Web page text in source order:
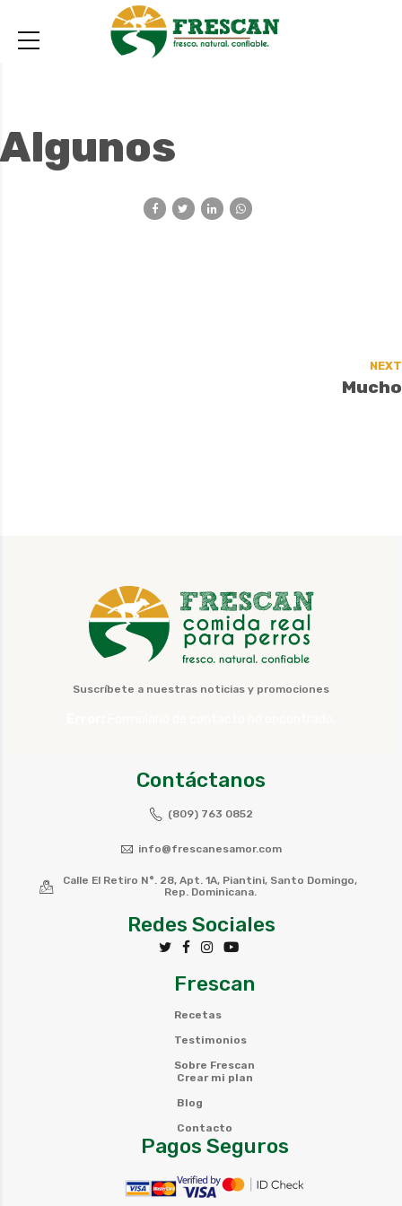
Algunos
NEXT
Mucho
Suscríbete a nuestras noticias y promociones
Contáctanos
(809) 763 0852
info@frescanesamor.com
Calle El Retiro N°. 28, Apt. 1A, Piantini, Santo Domingo,
Rep. Dominicana.
Redes Sociales
Frescan
Recetas
Testimonios
Sobre Frescan
Crear mi plan
Blog
Contacto
Pagos Seguros